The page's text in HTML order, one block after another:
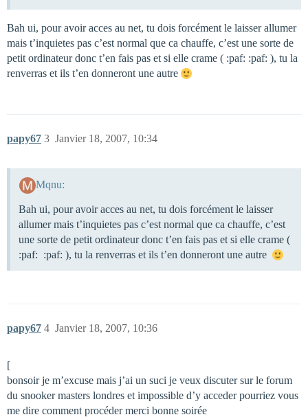
Bah ui, pour avoir acces au net, tu dois forcément le laisser allumer
mais t’inquietes pas c’est normal que ca chauffe, c’est une sorte de
petit ordinateur donc t’en fais pas et si elle crame ( :paf: :paf: ), tu la
renverras et ils t’en donneront une autre
papy67 Janvier 18, 2007, 10:34
3
Mqnu:
Bah ui, pour avoir acces au net, tu dois forcément le laisser
allumer mais t’inquietes pas c’est normal que ca chauffe, c’est
une sorte de petit ordinateur donc t’en fais pas et si elle crame (
:paf: :paf: ), tu la renverras et ils t’en donneront une autre
papy67 Janvier 18, 2007, 10:36
4
[
bonsoir je m’excuse mais j’ai un suci je veux discuter sur le forum
du snooker masters londres et impossible d’y acceder pourriez vous
me dire comment procéder merci bonne soirée